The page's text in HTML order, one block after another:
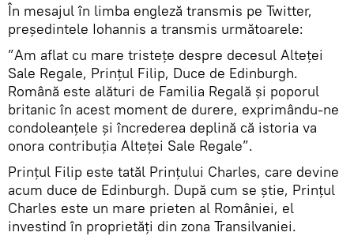
În mesajul în limba engleză transmis pe Twitter,
președintele Iohannis a transmis următoarele:
”Am aflat cu mare tristețe despre decesul Alteței
Sale Regale, Prințul Filip, Duce de Edinburgh.
Română este alături de Familia Regală și poporul
britanic în acest moment de durere, exprimându-ne
condoleanțele și încrederea deplină că istoria va
onora contribuția Alteţei Sale Regale”.
Prințul Filip este tatăl Prințului Charles, care devine
acum duce de Edinburgh. După cum se știe, Prințul
Charles este un mare prieten al României, el
investind în proprietăți din zona Transilvaniei.